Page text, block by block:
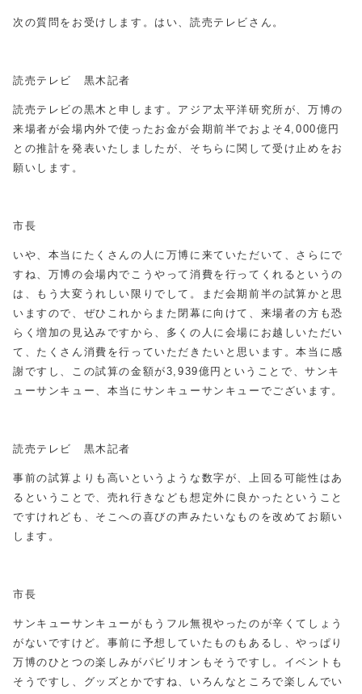
次の質問をお受けします。はい、読売テレビさん。
読売テレビ 黒木記者
読売テレビの黒木と申します。アジア太平洋研究所が、万博の
来場者が会場内外で使ったお金が会期前半でおよそ4,000億円
との推計を発表いたしましたが、そちらに関して受け止めをお
願いします。
市長
いや、本当にたくさんの人に万博に来ていただいて、さらにで
すね、万博の会場内でこうやって消費を行ってくれるというの
は、もう大変うれしい限りでして。まだ会期前半の試算かと思
いますので、ぜひこれからまた閉幕に向けて、来場者の方も恐
らく増加の見込みですから、多くの人に会場にお越しいただい
て、たくさん消費を行っていただきたいと思います。本当に感
謝ですし、この試算の金額が3,939億円ということで、サンキ
ューサンキュー、本当にサンキューサンキューでございます。
読売テレビ 黒木記者
事前の試算よりも高いというような数字が、上回る可能性はあ
るということで、売れ行きなども想定外に良かったということ
ですけれども、そこへの喜びの声みたいなものを改めてお願い
します。
市長
サンキューサンキューがもうフル無視やったのが辛くてしょう
がないですけど。事前に予想していたものもあるし、やっぱり
万博のひとつの楽しみがパビリオンもそうですし。イベントも
そうですし、グッズとかですね、いろんなところで楽しんでい